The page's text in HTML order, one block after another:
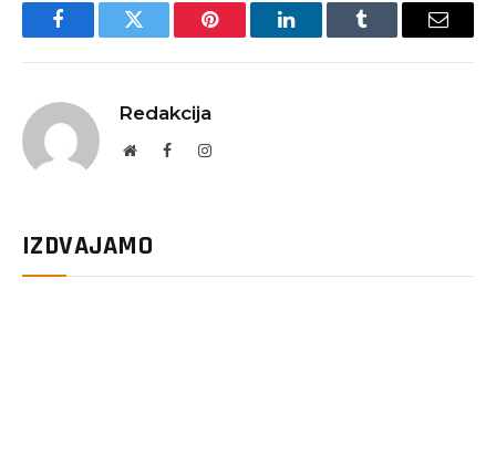
FacebookTwitter Pinterest LinkedInTumblr Email
Redakcija
WebsiteFacebookInstagram
IZDVAJAMO